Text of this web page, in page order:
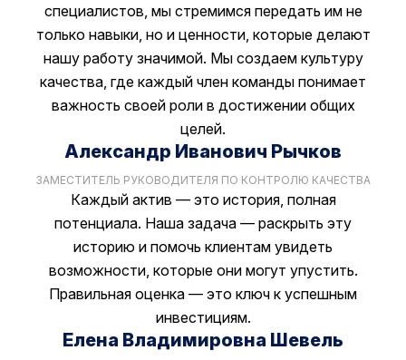
специалистов, мы стремимся передать им не
только навыки, но и ценности, которые делают
нашу работу значимой. Мы создаем культуру
качества, где каждый член команды понимает
важность своей роли в достижении общих
целей.
Александр Иванович Рычков
ЗАМЕСТИТЕЛЬ РУКОВОДИТЕЛЯ ПО КОНТРОЛЮ КАЧЕСТВА
Каждый актив — это история, полная
потенциала. Наша задача — раскрыть эту
историю и помочь клиентам увидеть
возможности, которые они могут упустить.
Правильная оценка — это ключ к успешным
инвестициям.
Елена Владимировна Шевель